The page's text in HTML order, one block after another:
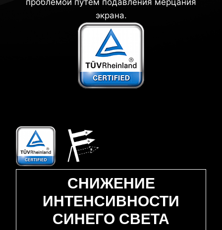
экрана.
СНИЖЕНИЕ
ИНТЕНСИВНОСТИ
СИНЕГО СВЕТА